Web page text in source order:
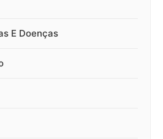
E Doenças